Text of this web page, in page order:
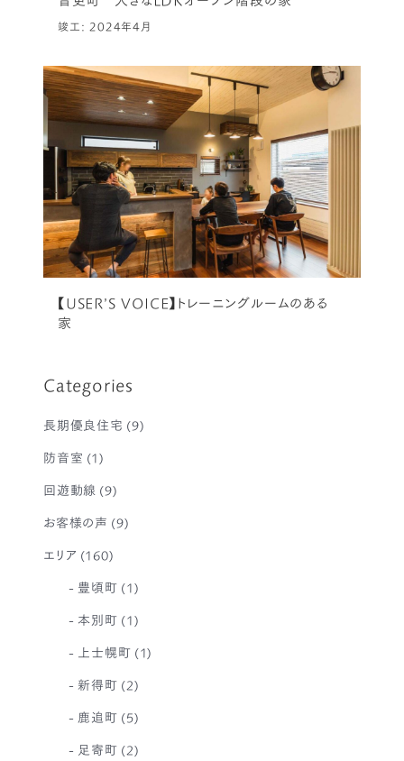
竣工: 2024年4月
【USER’S VOICE】トレーニングルームのある
家
Categories
長期優良住宅 (9)
防音室 (1)
回遊動線 (9)
お客様の声 (9)
エリア (160)
豊頃町 (1)
本別町 (1)
上士幌町 (1)
新得町 (2)
鹿追町 (5)
足寄町 (2)